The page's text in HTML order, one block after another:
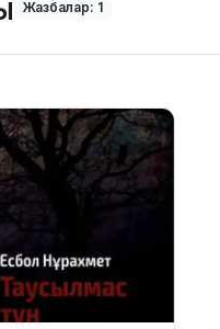
Жазбалар: 1